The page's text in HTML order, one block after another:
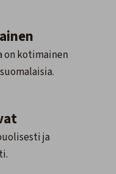
on kotimainen
ja